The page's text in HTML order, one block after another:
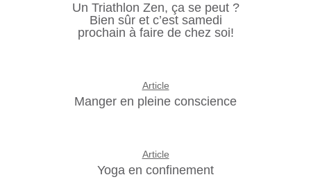
Un Triathlon Zen, ça se peut ?
Bien sûr et c’est samedi
prochain à faire de chez soi!
Article
Manger en pleine conscience
Article
Yoga en confinement